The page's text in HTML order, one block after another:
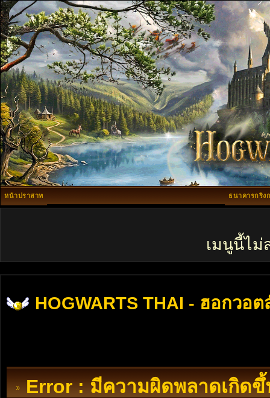
หน้าปราสาท ธนาคารกริง
เมนูนี้ไม่
HOGWARTS THAI - ฮอกวอต
Error : มีความผิดพลาดเกิดขึ้